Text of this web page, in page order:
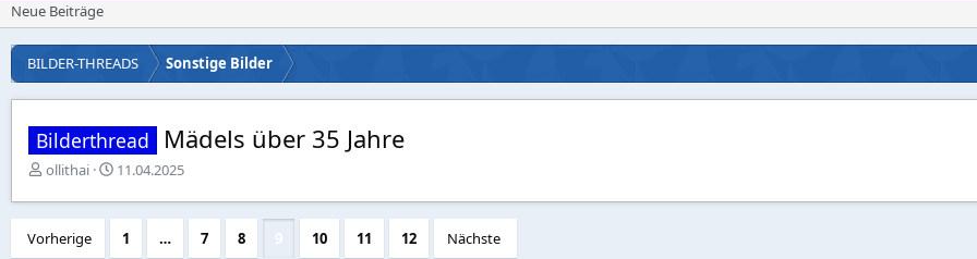
Neue Beiträge
BILDER-THREADS Sonstige Bilder
Bilderthread Mädels über 35 Jahre
E
s
e
ollithai
E
s
11.04.2025
Vorherige 1 … 7 8 10 11 12 Nächste